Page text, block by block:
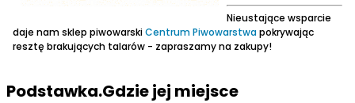
Nieustające wsparcie
daje nam sklep piwowarskiCentrum Piwowarstwapokrywając
resztę brakujących talarów - zapraszamy na zakupy!
Podstawka.Gdzie jej miejsce